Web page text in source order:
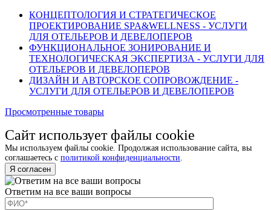
КОНЦЕПТОЛОГИЯ И СТРАТЕГИЧЕСКОЕ
ПРОЕКТИРОВАНИЕ SPA&WELLNESS - УСЛУГИ
ДЛЯ ОТЕЛЬЕРОВ И ДЕВЕЛОПЕРОВ
ФУНКЦИОНАЛЬНОЕ ЗОНИРОВАНИЕ И
ТЕХНОЛОГИЧЕСКАЯ ЭКСПЕРТИЗА - УСЛУГИ ДЛЯ
ОТЕЛЬЕРОВ И ДЕВЕЛОПЕРОВ
ДИЗАЙН И АВТОРСКОЕ СОПРОВОЖДЕНИЕ -
УСЛУГИ ДЛЯ ОТЕЛЬЕРОВ И ДЕВЕЛОПЕРОВ
Просмотренные товары
Сайт использует файлы cookie
Мы используем файлы cookie. Продолжая использование сайта, вы
соглашаетесь с политикой конфиденциальности
Я согласен
Ответим на все ваши вопросы